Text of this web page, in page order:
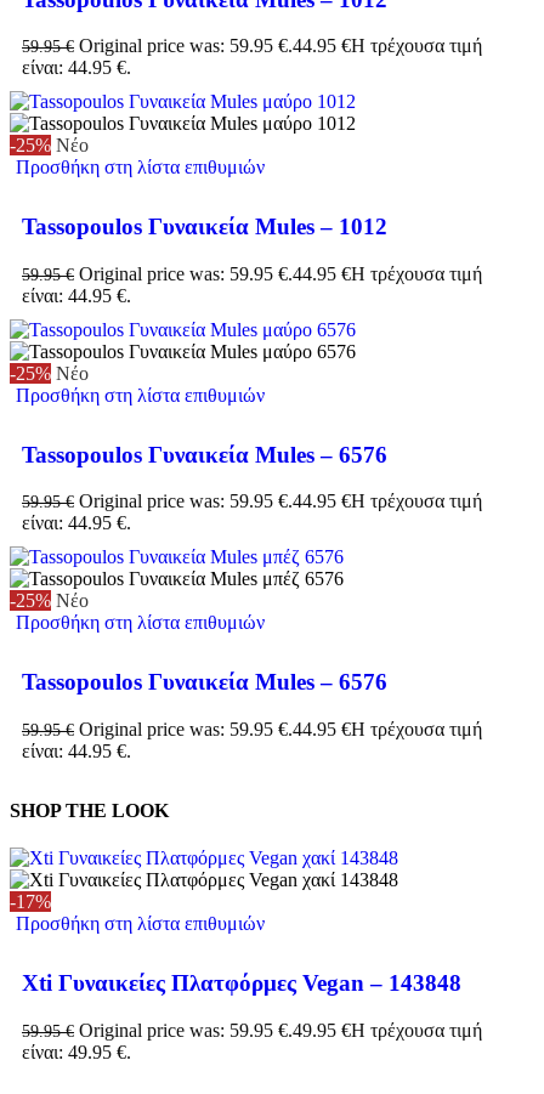
59.95€ Original price was: 59.95 €.44.95 €Η τρέχουσα τιμή
είναι: 44.95 €.
-25% Νέο
Προσθήκη στη λίστα επιθυμιών
Tassopoulos Γυναικεία Mules – 1012
59.95€ Original price was: 59.95 €.44.95 €Η τρέχουσα τιμή
είναι: 44.95 €.
-25% Νέο
Προσθήκη στη λίστα επιθυμιών
Tassopoulos Γυναικεία Mules – 6576
59.95€ Original price was: 59.95 €.44.95 €Η τρέχουσα τιμή
είναι: 44.95 €.
-25% Νέο
Προσθήκη στη λίστα επιθυμιών
Tassopoulos Γυναικεία Mules – 6576
59.95€ Original price was: 59.95 €.44.95 €Η τρέχουσα τιμή
είναι: 44.95 €.
SHOP THE LOOK
-17%
Προσθήκη στη λίστα επιθυμιών
Xti Γυναικείες Πλατφόρμες Vegan – 143848
59.95€ Original price was: 59.95 €.49.95 €Η τρέχουσα τιμή
είναι: 49.95 €.